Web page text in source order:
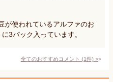
が使われているアルファのお
3パック入っています。
全てのおすすめコメント (1件) >